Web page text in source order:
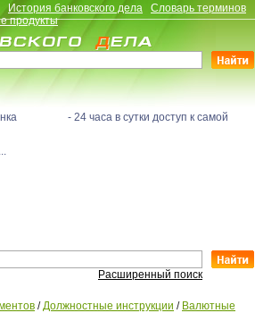
История банковского дела
Словарь терминов
продукты
- 24 часа в сутки доступ к самой
Расширенный поиск
/Должностные инструкции / Валютные